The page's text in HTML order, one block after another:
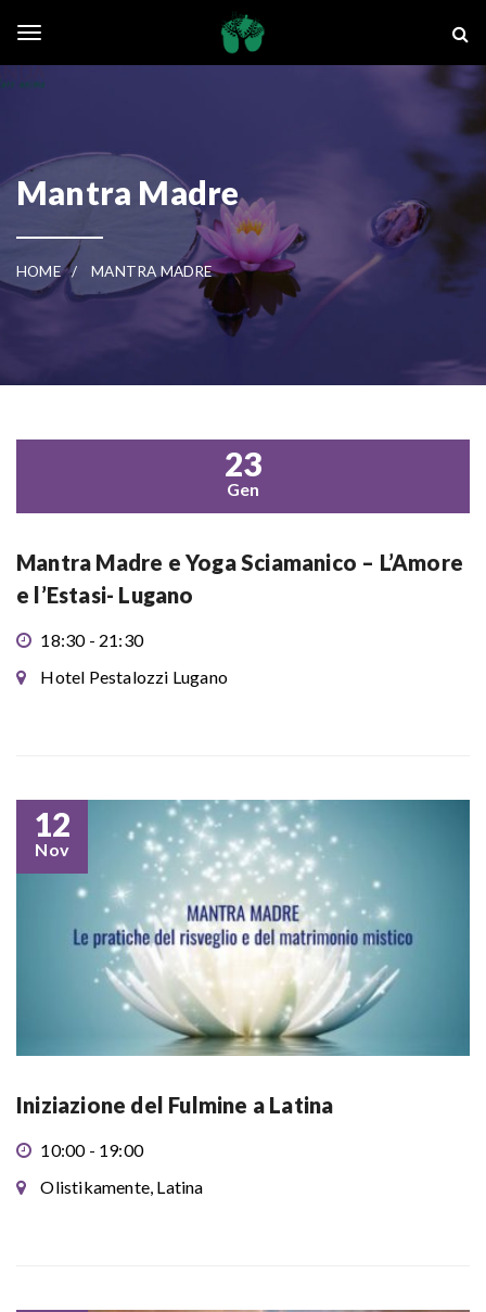
Mantra Madre
HOME MANTRA MADRE
23
Gen
Mantra Madre e Yoga Sciamanico – L’Amore
e l’Estasi- Lugano
18:30 - 21:30
Hotel Pestalozzi Lugano
12
Nov
Iniziazione del Fulmine a Latina
10:00 - 19:00
Olistikamente, Latina